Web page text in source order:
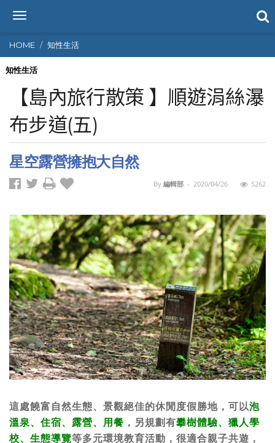
T
g
g
l
a
v
i
g
a
t
HOME 知性生活
知性生活
【島內旅行散策 】順遊涓絲瀑
布步道(五)
星空露營擁抱大自然
By 編輯部 - 2020/04/26 5262
這處饒富自然生態、景觀絕佳的休閒度假勝地，可以泡
溫泉、住宿、露營、用餐 ，另規劃有攀樹體驗、獵人學
校、生態導覽等多元環境教育活動，很適合親子共遊，